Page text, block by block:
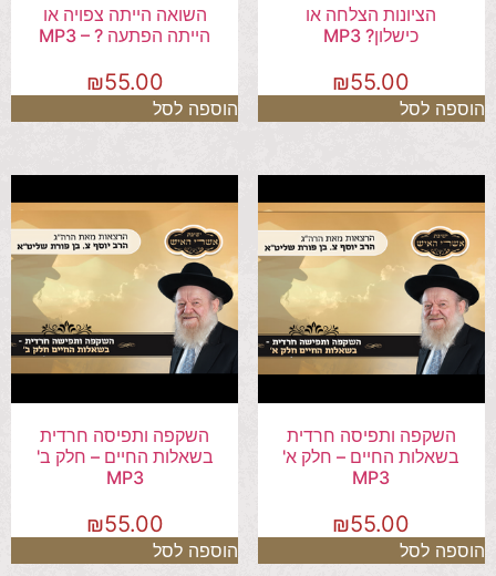
הציונות הצלחה או
כישלון? MP3
₪55.00
הוספה לסל
השואה הייתה צפויה או
הייתה הפתעה ? – MP3
₪55.00
הוספה לסל
השקפה ותפיסה חרדית
בשאלות החיים – חלק א'
MP3
₪55.00
הוספה לסל
השקפה ותפיסה חרדית
בשאלות החיים – חלק ב'
MP3
₪55.00
הוספה לסל